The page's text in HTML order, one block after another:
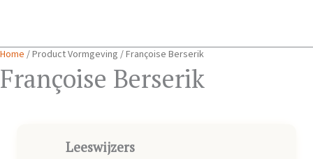
Home / Product Vormgeving / Françoise Berserik
Françoise Berserik
Leeswijzers